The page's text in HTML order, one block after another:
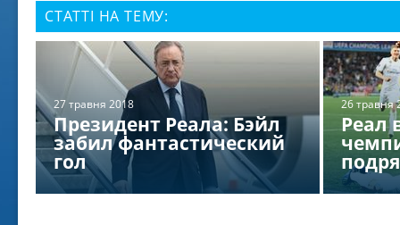
СТАТТІ НА ТЕМУ:
27 травня 2018
Президент Реала: Бэйл
забил фантастический
гол
26 травня
Реал
02